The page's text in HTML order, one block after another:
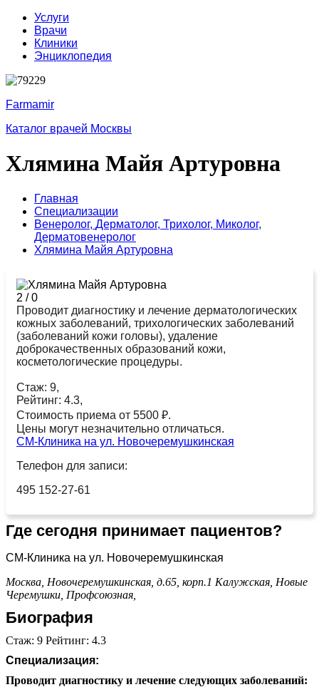
Услуги
Врачи
Клиники
Энциклопедия
Farmamir
Каталог врачей Москвы
Хлямина Майя Артуровна
Главная
Специализации
Венеролог, Дерматолог, Трихолог, Миколог,
Дерматовенеролог
Хлямина Майя Артуровна
2 /0
Проводит диагностику и лечение дерматологических
кожных заболеваний, трихологических заболеваний
(заболеваний кожи головы), удаление
доброкачественных образований кожи,
косметологические процедуры.
Стаж: 9,
Рейтинг: 4.3,
Стоимость приема от 5500 ₽.
Цены могут незначительно отличаться.
СМ-Клиника на ул. Новочеремушкинская
Телефон для записи:
495 152-27-61
Где сегодня принимает пациентов?
СМ-Клиника на ул. Новочеремушкинская
Москва, Новочеремушкинская, д.65, корп.1 Калужская, Новые
Черемушки, Профсоюзная,
Биография
Стаж: 9 Рейтинг: 4.3
Специализация:
Проводит диагностику и лечение следующих заболеваний: